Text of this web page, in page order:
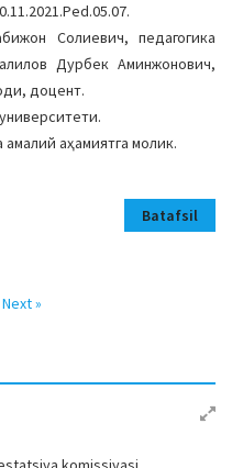
Солиевич, педагогика
Дурбек Аминжонович,
доцент.
аҳамиятга молик.
Batafsil
Next »